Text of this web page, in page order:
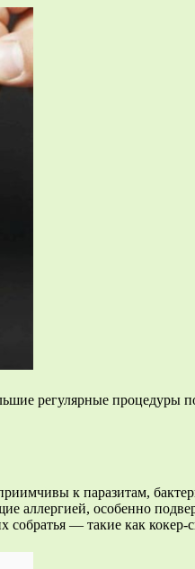
регулярные процедуры
к паразитам,
аллергией, особенно
— такие как кокер-